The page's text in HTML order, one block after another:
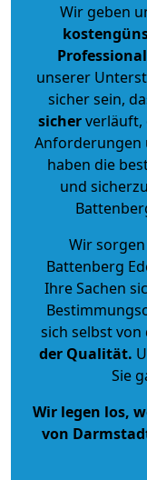
Wir geben
unserer
sicher sein,
sicherverläuft,
Anforderungen
haben die
und
Wir
Battenberg
Ihre Sachen
sich selbst von
der Qualität.
Sie
Wir legen los,
von